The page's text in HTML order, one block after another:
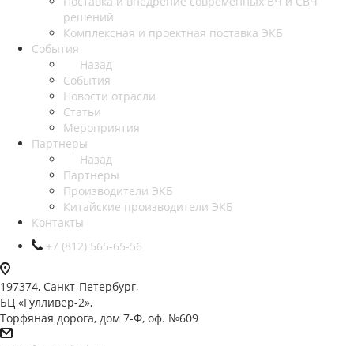
решений
Комплексная и проектная поставка ЭКБ
События
Назад
События
Новости отрасли
Статьи
Мероприятия
Партнеры
Назад
Партнеры
Производители ЭКБ
Китайские производители ЭКБ
Контакты
+7 (812) 565-65-56
197374, Санкт-Петербург,
БЦ «Гулливер-2»,
Торфяная дорога, дом 7-Ф, оф. №609